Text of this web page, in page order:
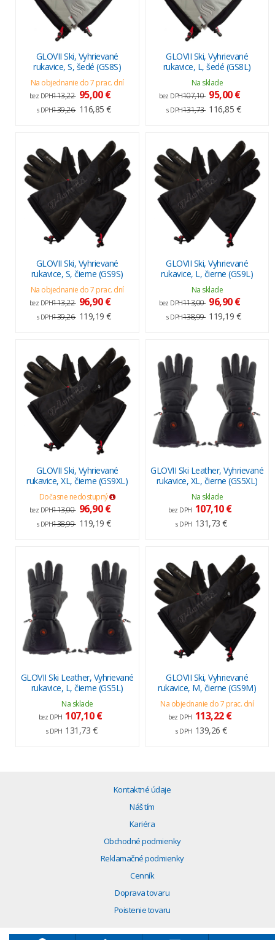
GLOVII Ski, Vyhrievané
rukavice, S, šedé (GS8S)
Na objednanie do 7 prac. dní
bez DPH113,22 95,00 €
s DPH139,26 116,85 €
GLOVII Ski, Vyhrievané
rukavice, L, šedé (GS8L)
Na sklade
bez DPH107,10 95,00 €
s DPH131,73 116,85 €
GLOVII Ski, Vyhrievané
rukavice, S, čierne (GS9S)
Na objednanie do 7 prac. dní
bez DPH113,22 96,90 €
s DPH139,26 119,19 €
GLOVII Ski, Vyhrievané
rukavice, L, čierne (GS9L)
Na sklade
bez DPH113,00 96,90 €
s DPH138,99 119,19 €
GLOVII Ski, Vyhrievané
rukavice, XL, čierne (GS9XL)
Dočasne nedostupný
bez DPH113,00 96,90 €
s DPH138,99 119,19 €
GLOVII Ski Leather, Vyhrievané
rukavice, XL, čierne (GS5XL)
Na sklade
bez DPH 107,10 €
s DPH 131,73 €
GLOVII Ski Leather, Vyhrievané
rukavice, L, čierne (GS5L)
Na sklade
bez DPH 107,10 €
s DPH 131,73 €
GLOVII Ski, Vyhrievané
rukavice, M, čierne (GS9M)
Na objednanie do 7 prac. dní
bez DPH 113,22 €
s DPH 139,26 €
Kontaktné údaje
Náš tím
Kariéra
Obchodné podmienky
Reklamačné podmienky
Cenník
Doprava tovaru
Poistenie tovaru